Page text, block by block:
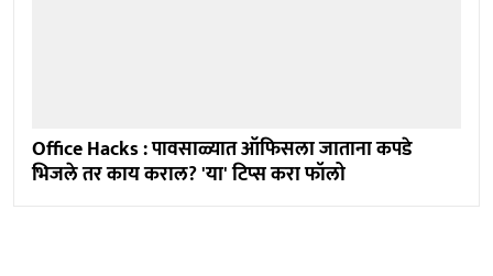
Office Hacks : पावसाळ्यात ऑफिसला जाताना कपडे
भिजले तर काय कराल? 'या' टिप्स करा फॉलो